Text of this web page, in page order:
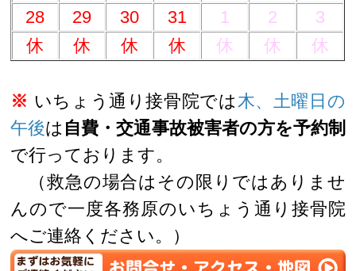
28
29 30 31 1 2
3
休
休 休 休 休 休 休
※ いちょう通り接骨院では木、土曜日の
午後は 自費・交通事故被害者の方を予約制
で行っております。
（救急の場合はその限りではありませ
んので一度各務原のいちょう通り接骨院
へご連絡ください。）